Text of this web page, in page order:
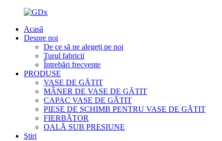
Acasă
Despre noi
De ce să ne alegeți pe noi
Turul fabricii
Întrebări frecvente
PRODUSE
VASE DE GĂTIT
MÂNER DE VASE DE GĂTIT
CAPAC VASE DE GĂTIT
PIESE DE SCHIMB PENTRU VASE DE GĂTIT
FIERBĂTOR
OALĂ SUB PRESIUNE
Ştiri